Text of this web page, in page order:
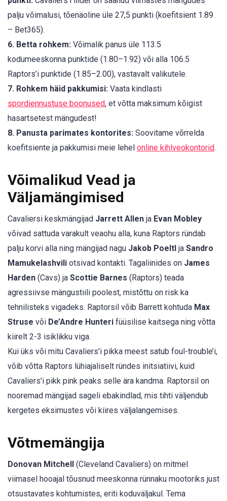
palju võimalusi, tõenäoline üle 27,5 punkti (koefitsient 1.89
– Bet365).
6. Betta rohkem: Võimalik panus üle 113.5
kodumeeskonna punktide (1.80–1.92) või alla 106.5
Raptors’i punktide (1.85–2.00), vastavalt valikutele.
7. Rohkem häid pakkumisi: Vaata kindlasti
spordiennustuse boonused, et võtta maksimum kõigist
hasartsetest mängudest!
8. Panusta parimates kontorites: Soovitame võrrelda
koefitsiente ja pakkumisi meie lehel online kihlveokontorid.
Võimalikud Vead ja
Väljamängimised
Cavaliersi keskmängijad Jarrett Allen ja Evan Mobley
võivad sattuda varakult veaohu alla, kuna Raptors ründab
palju korvi alla ning mängijad nagu Jakob Poeltl ja Sandro
Mamukelashvili otsivad kontakti. Tagaliinides on James
Harden (Cavs) ja Scottie Barnes (Raptors) teada
agressiivse mängustiili poolest, mistõttu on risk ka
tehnilisteks vigadeks. Raptorsil võib Barrett kohtuda Max
Struse või De’Andre Hunteri füüsilise kaitsega ning võtta
kiirelt 2-3 isiklikku viga.
Kui üks või mitu Cavaliers'i pikka meest satub foul-trouble’i,
võib võtta Raptors lühiajaliselt ründes initsiatiivi, kuid
Cavaliers'i pikk pink peaks selle ära kandma. Raptorsil on
nooremad mängijad sageli ebakindlad, mis tihti väljendub
kergetes eksimustes või kiires väljalangemises.
Võtmemängija
Donovan Mitchell (Cleveland Cavaliers) on mitmel
viimasel hooajal tõusnud meeskonna rünnaku mootoriks just
otsustavates kohtumistes, eriti koduväljakul. Tema